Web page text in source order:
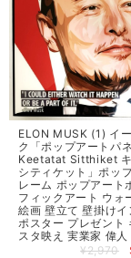
ELON MUSK (1) イ
ク「ポップアートパ
Keetatat Sitthiket キ
シティケット」ポッ
レーム ポップアート
フィックアート ウォ
絵画 壁立て 壁掛け
ポスター プレゼント
スタ映え 実業家 偉人
¥2,970